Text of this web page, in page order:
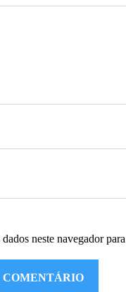
dados neste navegador